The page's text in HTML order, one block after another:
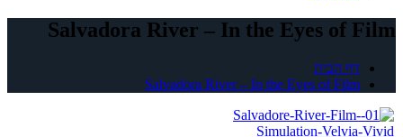
Salvadora River – In the Eyes of Film
דף הבית
Salvadora River – In the Eyes of Film